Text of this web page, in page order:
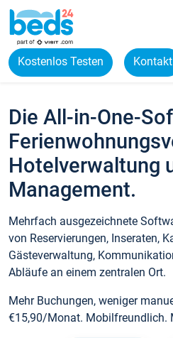
Kostenlos Testen Kontakt
Die All-in-One-
Hotelverwaltung
Management.
Mehrfach ausgezeichnete
von Reservierungen, Inseraten,
Gästeverwaltung,
Abläufe an einem zentralen Ort.
Mehr Buchungen, weniger
€15,90/Monat. Mobilfreundlich.